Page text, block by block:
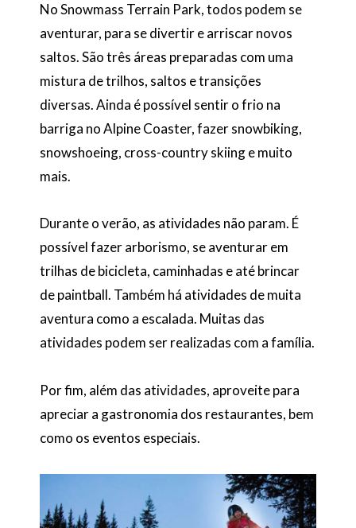
No Snowmass Terrain Park, todos podem se
aventurar, para se divertir e arriscar novos
saltos. São três áreas preparadas com uma
mistura de trilhos, saltos e transições
diversas. Ainda é possível sentir o frio na
barriga no Alpine Coaster, fazer snowbiking,
snowshoeing, cross-country skiing e muito
mais.
Durante o verão, as atividades não param. É
possível fazer arborismo, se aventurar em
trilhas de bicicleta, caminhadas e até brincar
de paintball. Também há atividades de muita
aventura como a escalada. Muitas das
atividades podem ser realizadas com a família.
Por fim, além das atividades, aproveite para
apreciar a gastronomia dos restaurantes, bem
como os eventos especiais.